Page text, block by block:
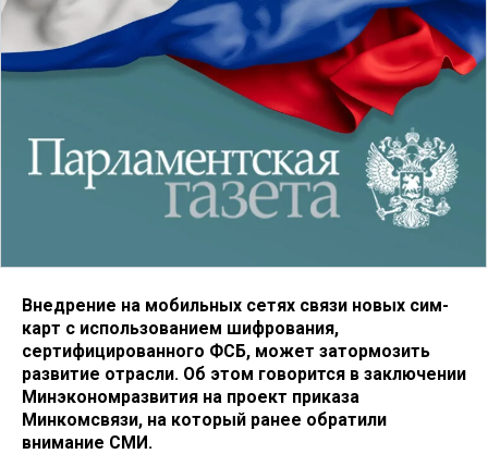
Внедрение на мобильных сетях связи новых сим-
карт с использованием шифрования,
сертифицированного ФСБ, может затормозить
развитие отрасли. Об этом говорится в заключении
Минэкономразвития на проект приказа
Минкомсвязи, на который ранее обратили
внимание СМИ.